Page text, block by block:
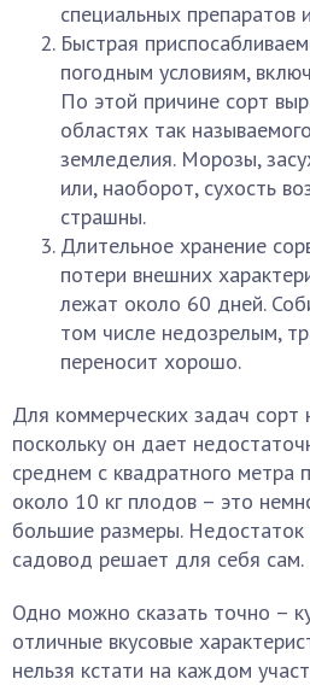
специальных препаратов
Быстрая
погодным условиям,
По этой причине сорт
областях так
земледелия. Морозы,
или, наоборот, сухость
страшны.
Длительное хранение
потери внешних
лежат около 60 дней.
том числе недозрелым,
переносит хорошо.
Для коммерческих задач сорт
поскольку он дает
среднем с квадратного метра
около 10 кг плодов – это
большие размеры.
садовод решает для себя сам.
Одно можно сказать точно –
отличные вкусовые
нельзя кстати на каждом